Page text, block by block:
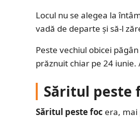
Locul nu se alegea la
vadă de departe și să-l
Peste vechiul obicei
prăznuit chiar pe 24
Săritul peste
Săritul peste foc era, mai